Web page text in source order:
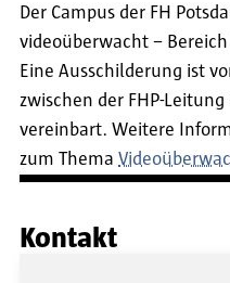
Der Campus der FH
videoüberwacht –
Eine Ausschilderung ist
zwischen der FHP-
vereinbart. Weitere
zum Thema
Kontakt